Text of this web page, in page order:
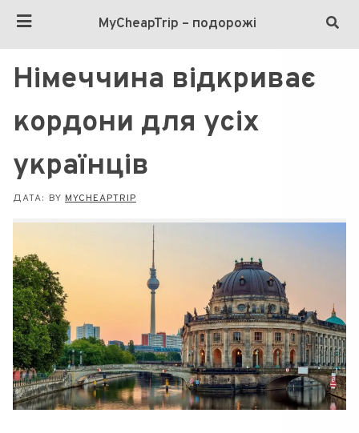
MyCheapTrip – подорожі
Німеччина відкриває
кордони для усіх
українців
ДАТА: BY MYCHEAPTRIP